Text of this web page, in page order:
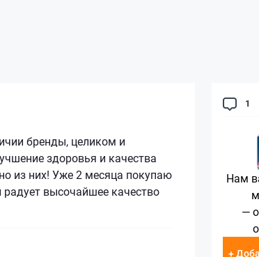
1
Нам
—
+
бренды, целиком и
здоровья и качества
из них! Уже 2 месяца покупаю
высочайшее качество